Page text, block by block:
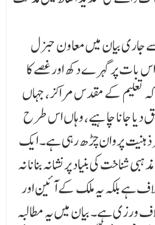
بیان میں معاون جنرل
بات پر گہر ے دکھ اور غصے کا
تعلیم کے مقدس مراکز، جہاں
دیا جانا چاہیے، وہاں اس طرح
ذہنیت پروان چڑھ رہی ہے۔ ا یک
کی بنیاد پر نشانہ بنانا نہ
ہے بلکہ یہ ملک کے آئین اور
ورزی ہے۔ بیان میں یہ مطالبہ